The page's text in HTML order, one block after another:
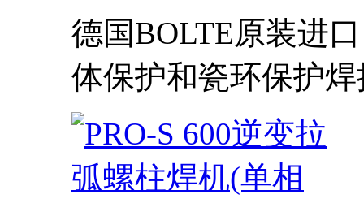
德国BOLTE原装进
体保护和瓷环保护焊